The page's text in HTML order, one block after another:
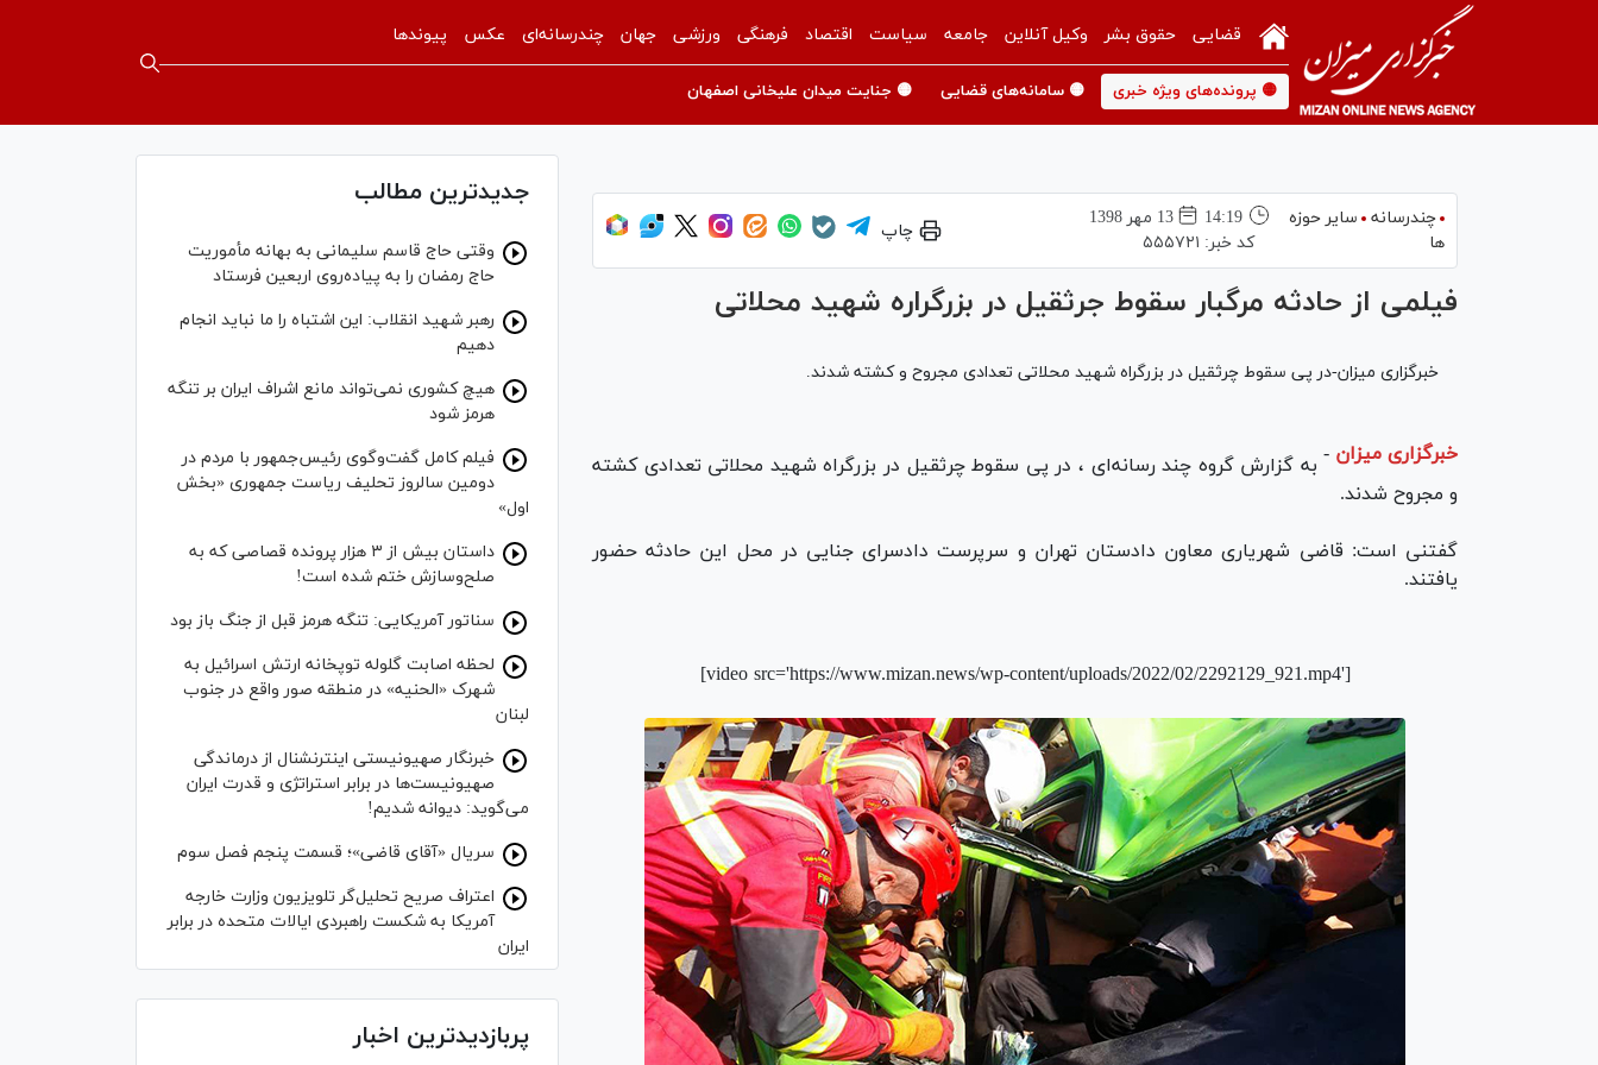
قضایی حقوق بشر وکیل آنلاین جامعه سیاست اقتصاد فرهنگی ورزشی جهان چندرسانه‌ای عکس پیوندها
🟡 پرونده‌های ویژه خبری 🟡 سامانه‌های قضایی 🟡 جنایت میدان علیخانی اصفهان
چندرسانه
سایر حوزه
ها
14:19
13 مهر 1398
کد خبر: ۵۵۵۷۲۱
چاپ
فیلمی از حادثه مرگبار سقوط جرثقیل در بزرگراره شهید محلاتی
خبرگزاری میزان-در پی سقوط چرثقیل در بزرگراه شهید محلاتی تعدادی مجروح و کشته شدند.
خبرگزاری میزان - به گزارش گروه چند رسانه‌ای ، در پی سقوط چرثقیل در بزرگراه شهید محلاتی تعدادی کشته
و مجروح شدند.
گفتنی است: قاضی شهریاری معاون دادستان تهران و سرپرست دادسرای جنایی در محل این حادثه حضور
یافتند.
[video src='https://www.mizan.news/wp-content/uploads/2022/02/2292129_921.mp4']
جدیدترین مطالب
وقتی حاج قاسم سلیمانی به بهانه مأموریت
حاج رمضان را به پیاده‌روی اربعین فرستاد
رهبر شهید انقلاب: این اشتباه را ما نباید انجام
دهیم
هیچ کشوری نمی‌تواند مانع اشراف ایران بر تنگه
هرمز شود
فیلم کامل گفت‌وگوی رئیس‌جمهور با مردم در
دومین سالروز تحلیف ریاست جمهوری «بخش
اول»
داستان بیش از ۳ هزار پرونده قصاصی که به
صلح‌وسازش ختم شده است!
سناتور آمریکایی: تنگه هرمز قبل از جنگ باز بود
لحظه اصابت گلوله توپخانه ارتش اسرائیل به
شهرک «الحنیه» در منطقه صور واقع در جنوب
لبنان
خبرنگار صهیونیستی اینترنشنال از درماندگی
صهیونیست‌ها در برابر استراتژی و قدرت ایران
می‌گوید: دیوانه شدیم!
سریال «آقای قاضی»؛ قسمت پنجم فصل سوم
اعتراف صریح تحلیل‌گر تلویزیون وزارت خارجه
آمریکا به شکست راهبردی ایالات متحده در برابر
ایران
پربازدیدترین اخبار